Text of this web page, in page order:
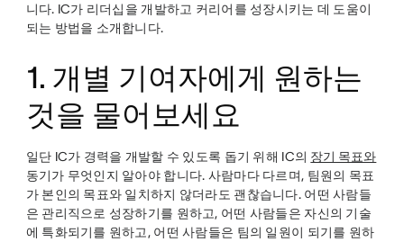
니다. IC가 리더십을 개발하고 커리어를 성장시키는 데 도움이
되는 방법을 소개합니다.
1. 개별 기여자에게 원하는
것을 물어보세요
일단 IC가 경력을 개발할 수 있도록 돕기 위해 IC의 장기 목표와
동기가 무엇인지 알아야 합니다. 사람마다 다르며, 팀원의 목표
가 본인의 목표와 일치하지 않더라도 괜찮습니다. 어떤 사람들
은 관리직으로 성장하기를 원하고, 어떤 사람들은 자신의 기술
에 특화되기를 원하고, 어떤 사람들은 팀의 일원이 되기를 원하